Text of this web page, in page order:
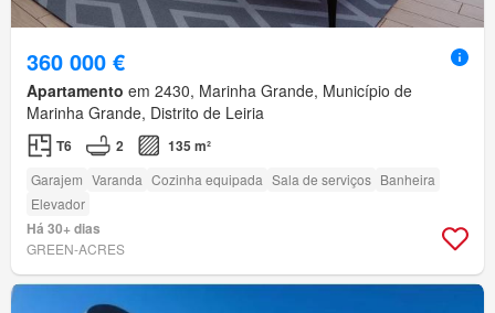
360 000 €
Apartamento em 2430, Marinha Grande, Município de
Marinha Grande, Distrito de Leiria
T6 2 135 m²
Garajem Varanda Cozinha equipada Sala de serviços Banheira
Elevador
Há 30+ dias
GREEN-ACRES